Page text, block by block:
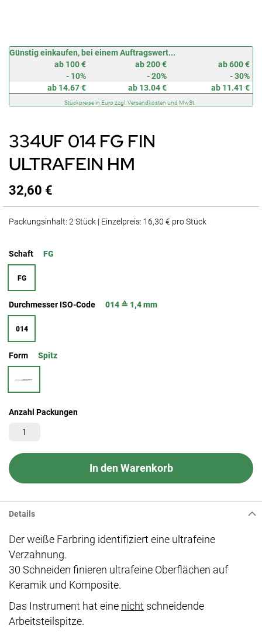
Günstig einkaufen, bei einem Auftragswert...
ab 100 €
ab 200 €
ab 600 €
- 10%
- 20%
- 30%
ab 14.67 €
ab 13.04 € ab 11.41 €
Stückpreise in Euro zzgl. Versandkosten und MwSt.
334UF 014 FG FIN
ULTRAFEIN HM
32,60 €
Packungsinhalt: 2 Stück | Einzelpreis: 16,30 € pro Stück
Schaft FG
FG
Durchmesser ISO-Code 014 ≙ 1,4 mm
014
Form Spitz
Anzahl Packungen
In den Warenkorb
Zum
Anfang
springen
Details
Der weiße Farbring identifiziert eine ultrafeine
Verzahnung.
30 Schneiden finieren ultrafeine Oberflächen auf
Keramik und Komposite.
Das Instrument hat eine nicht schneidende
Arbeitsteilspitze.